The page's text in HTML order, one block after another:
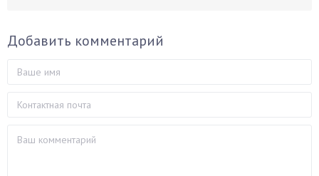
Добавить комментарий